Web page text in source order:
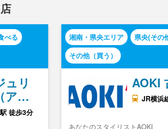
べる
ュリ
ア…
徒歩3分
湘南・県央エリア 県央(その
その他（買う）
AOKI
JR横浜
あなたのスタイリストAOKI